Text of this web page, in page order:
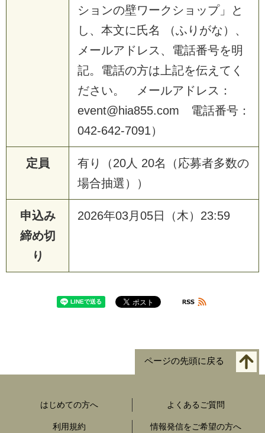
ションの壁ワークショップ」と
し、本文に氏名 （ふりがな）、
メールアドレス、電話番号を明
記。電話の方は上記を伝えてく
ださい。 メールアドレス：
event@hia855.com 電話番号：
042-642-7091）
定員
有り（20人 20名（応募者多数の
場合抽選））
申込み
締め切
り
2026年03月05日（木）23:59
ページの先頭に戻る
はじめての方へ よくあるご質問
利用規約 情報発信をご希望の方へ